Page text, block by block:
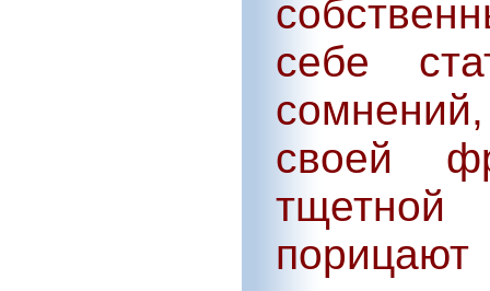
себе
своей